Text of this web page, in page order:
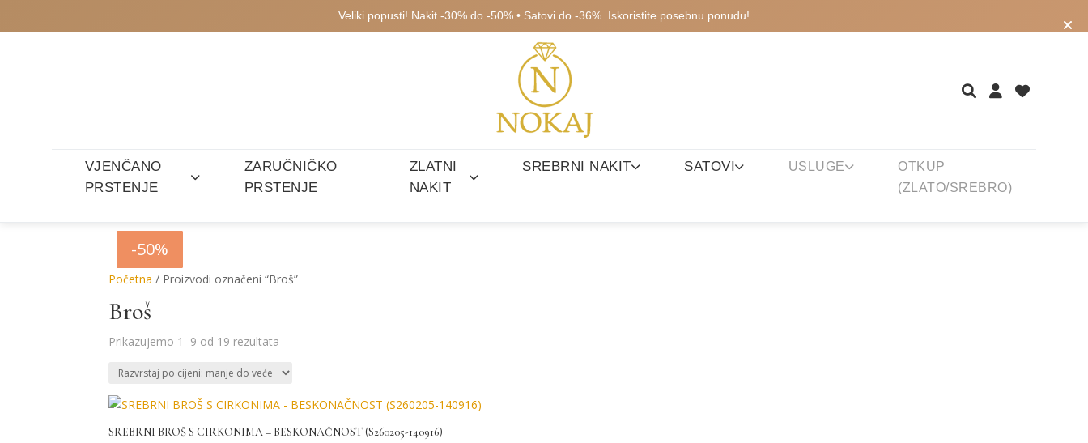
Veliki popusti! Nakit -30% do -50% • Satovi do -36%. Iskoristite posebnu ponudu!
VJENČANO
PRSTENJE
ZARUČNIČKO
PRSTENJE
ZLATNI
NAKIT
SREBRNI NAKIT SATOVI USLUGE
OTKUP
(ZLATO/SREBRO)
Početna / Proizvodi označeni “Broš”
Broš
Prikazujemo 1–9 od 19 rezultata
cijeni:
do
-50%
SREBRNI BROŠ S CIRKONIMA – BESKONAČNOST (S260205-140916)
-50%
-50%
-50%
-50%
-50%
-50%
-50%
-50%